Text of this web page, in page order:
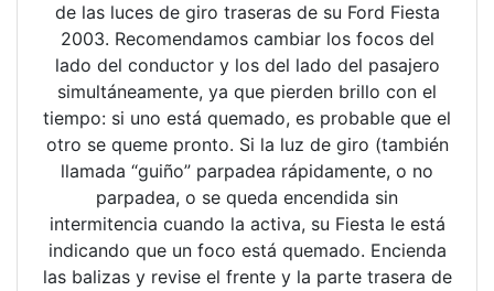
de las luces de giro traseras de su Ford Fiesta
2003. Recomendamos cambiar los focos del
lado del conductor y los del lado del pasajero
simultáneamente, ya que pierden brillo con el
tiempo: si uno está quemado, es probable que el
otro se queme pronto. Si la luz de giro (también
llamada “guiño” parpadea rápidamente, o no
parpadea, o se queda encendida sin
intermitencia cuando la activa, su Fiesta le está
indicando que un foco está quemado. Encienda
las balizas y revise el frente y la parte trasera de